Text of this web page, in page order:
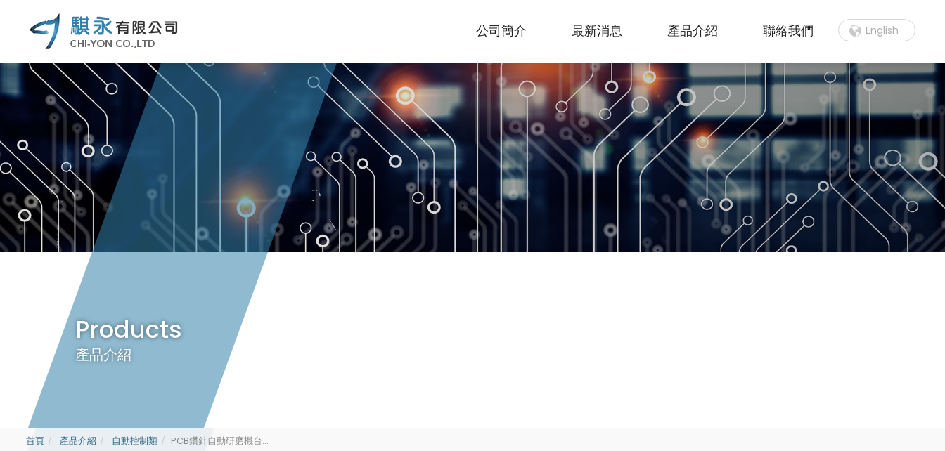
公司簡介 最新消息 產品介紹 聯絡我們 English
Products
產品介紹
首頁 產品介紹 自動控制類 PCB鑽針自動研磨機台...